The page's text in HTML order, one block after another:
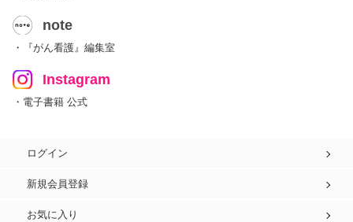
note
・『がん看護』編集室
Instagram
・電子書籍 公式
ログイン
新規会員登録
お気に入り